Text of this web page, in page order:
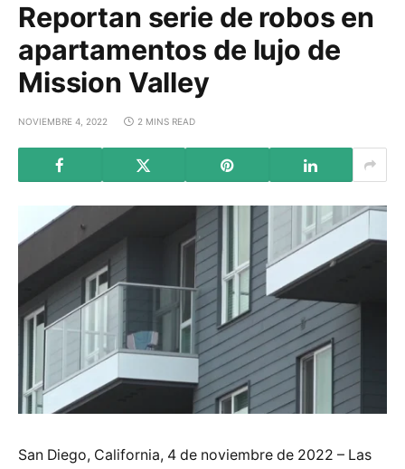
Reportan serie de robos en
apartamentos de lujo de
Mission Valley
NOVIEMBRE 4, 2022 2 MINS READ
San Diego, California, 4 de noviembre de 2022 – Las